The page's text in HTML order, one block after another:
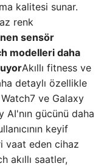
kalitesi sunar.
renk
sensör
modelleri daha
Akıllı fitness ve
detaylı özellikle
ve Galaxy
AI'nın gücünü daha
keyif
vaat eden cihaz
akıllı saatler,